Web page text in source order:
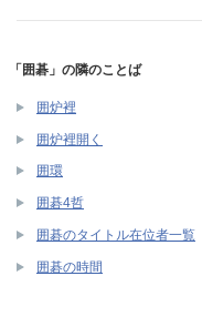
「囲碁」の隣のことば
囲炉裡
囲炉裡開く
囲環
囲碁4哲
囲碁のタイトル在位者一覧
囲碁の時間